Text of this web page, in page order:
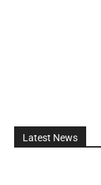
Latest News